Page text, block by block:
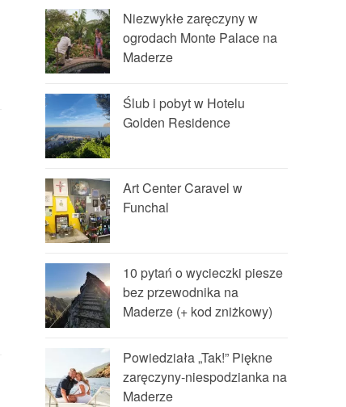
Niezwykłe zaręczyny w
ogrodach Monte Palace na
Maderze
Ślub i pobyt w Hotelu
Golden Residence
Art Center Caravel w
Funchal
10 pytań o wycieczki piesze
bez przewodnika na
Maderze (+ kod zniżkowy)
Powiedziała „Tak!” Piękne
zaręczyny-niespodzianka na
Maderze